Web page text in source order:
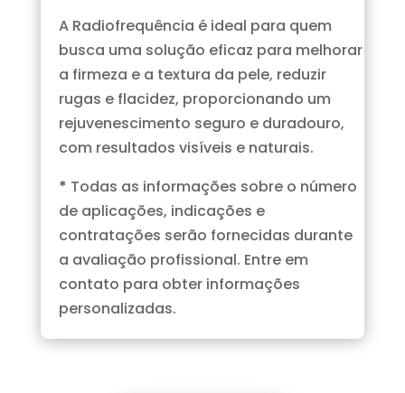
A Radiofrequência é ideal para quem
busca uma solução eficaz para melhorar
a firmeza e a textura da pele, reduzir
rugas e flacidez, proporcionando um
rejuvenescimento seguro e duradouro,
com resultados visíveis e naturais.
* Todas as informações sobre o número
de aplicações, indicações e
contratações serão fornecidas durante
a avaliação profissional. Entre em
contato para obter informações
personalizadas.